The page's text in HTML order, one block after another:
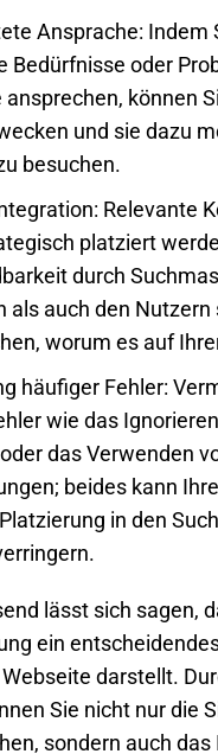
Ansprache: Indem
Bedürfnisse oder
können
und sie dazu
besuchen.
: Relevante
platziert
durch
als auch den Nutzern
worum es auf
häufiger Fehler:
wie das
das Verwenden
beides kann
in den
lässt sich sagen,
ein
Webseite darstellt.
Sie nicht nur die
sondern auch das